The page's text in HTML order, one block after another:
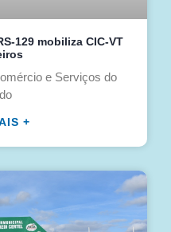
129 mobiliza CIC-VT
e Serviços do
+